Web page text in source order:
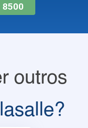
8500
outros